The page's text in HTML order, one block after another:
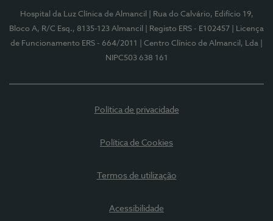
Hospital da Luz Clínica de Almancil
| Rua do Calvário, Edifício 19,
Bloco A, R/C Esq., 8135-123 Almancil
| Registo ERS - E102457
| Licença
de Funcionamento ERS - 664/2011
| Centro Clínico de Almancil, Lda
NIPC503 638 161
Política de privacidade
Política de Cookies
Termos de utilização
Acessibilidade